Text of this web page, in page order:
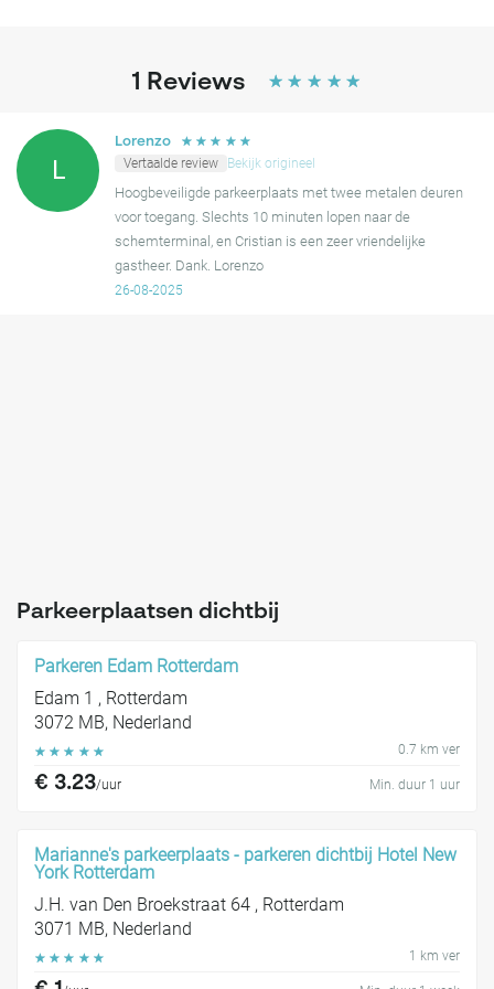
1 Reviews ☆ ☆ ☆ ☆ ☆
L
Lorenzo ☆ ☆ ☆ ☆ ☆
Vertaalde review
Bekijk origineel
Hoogbeveiligde parkeerplaats met twee metalen deuren
voor toegang. Slechts 10 minuten lopen naar de
schemterminal, en Cristian is een zeer vriendelijke
gastheer. Dank. Lorenzo
26-08-2025
Parkeerplaatsen dichtbij
Parkeren Edam Rotterdam
Edam 1 , Rotterdam
3072 MB, Nederland
☆ ☆ ☆ ☆ ☆ 0.7 km ver
€ 3.23/uur Min. duur 1 uur
Marianne's parkeerplaats - parkeren dichtbij Hotel New
York Rotterdam
J.H. van Den Broekstraat 64 , Rotterdam
3071 MB, Nederland
☆ ☆ ☆ ☆ ☆ 1 km ver